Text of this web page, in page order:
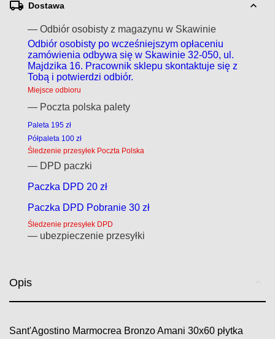
Dostawa
— Odbiór osobisty z magazynu w Skawinie
Odbiór osobisty po wcześniejszym opłaceniu
zamówienia odbywa się w Skawinie 32-050, ul.
Majdzika 16. Pracownik sklepu skontaktuje się z
Tobą i potwierdzi odbiór.
Miejsce odbioru
— Poczta polska palety
Paleta 195 zł
Półpaleta 100 zł
Śledzenie przesyłek Poczta Polska
— DPD paczki
Paczka DPD 20 zł
Paczka DPD Pobranie 30 zł
Śledzenie przesyłek DPD
— ubezpieczenie przesyłki
Opis
Sant'Agostino Marmocrea Bronzo Amani 30x60 płytka